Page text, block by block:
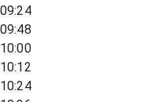
09:24
09:48
10:00
10:12
10:24